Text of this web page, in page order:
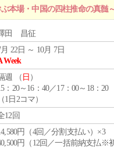
本場・中国の四柱推命の真髄
田 昌征
月 22日 ～ 10月 7日
Week
週 （ 日 ）
：20～16：40／17：00～18：20
（1日2コマ）
12回
円（4回／分割支払い）×3
円（12回／一括前納支払※